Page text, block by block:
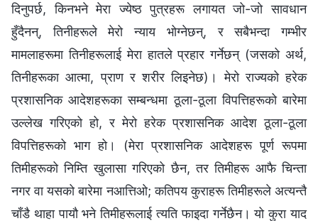
दिनुपर्छ, किनभने मेरा ज्येष्ठ पुत्रहरू लगायत जो-जो सावधान
हुँदैनन्, तिनीहरूले मेरो न्याय भोग्‍नेछन्, र सबैभन्दा गम्‍भीर
मामलाहरूमा तिनीहरूलाई मेरा हातले प्रहार गर्नेछन् (जसको अर्थ,
तिनीहरूका आत्मा, प्राण र शरीर लिइनेछ)। मेरो राज्यको हरेक
प्रशासनिक आदेशहरूका सम्‍बन्धमा ठूला-ठूला विपत्तिहरूको बारेमा
उल्‍लेख गरिएको हो, र मेरो हरेक प्रशासनिक आदेश ठूला-ठूला
विपत्तिहरूको भाग हो। (मेरा प्रशासनिक आदेशहरू पूर्ण रूपमा
तिमीहरूको निम्ति खुलासा गरिएको छैन, तर तिमीहरू आफै चिन्ता
नगर वा यसको बारेमा नआत्तिओ; कतिपय कुराहरू तिमीहरूले अत्यन्तै
चाँडै थाहा पायौ भने तिमीहरूलाई त्यति फाइदा गर्नेछैन। यो कुरा याद